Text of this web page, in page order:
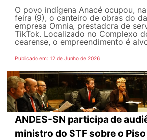
O povo indígena Anacé ocupou,
feira (9), o canteiro de obras do
empresa Omnia, prestadora de
TikTok. Localizado no Complexo
cearense, o empreendimento é
Publicado em: 12 de Junho de 2026
ANDES-SN participa de
ministro do STF sobre o